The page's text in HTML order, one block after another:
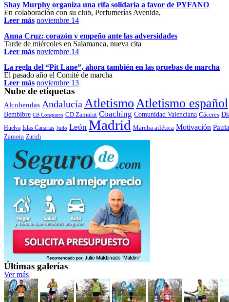
Shay Murphy organiza una rifa solidaria a favor de PYFANO
En colaboración con su club, Perfumerías Avenida,
Leer más noviembre 14
Anna Cruz: corazón y empeño ante las adversidades
Tarde de miércoles en Salamanca, nueva cita
Leer más noviembre 14
La regla del “Pit Lane”, ahora también en las pruebas de marcha
El pasado año el Comité de marcha
Leer más noviembre 13
Nube de etiquetas
Alcobendas Andalucía AtletismoAtletismo español
Bembibre CB Conquero CD Zamarat Coaching Comunidad Valenciana Cáceres
Huelva Islas Canarias Judo León Madrid Marcha atlética Motivación
Zamora Zurich
Últimas galerías
Ver más